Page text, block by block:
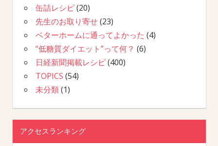
缶詰レシピ(20)
先生のお取り寄せ(23)
ベターホームに通ってよかった (4)
“低糖質ダイエット”って何？ (6)
日経新聞掲載レシピ(400)
TOPICS (54)
未分類(1)
アクセスランキング